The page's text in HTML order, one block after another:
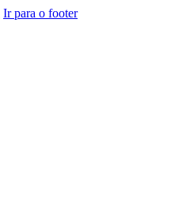
Ir para o footer